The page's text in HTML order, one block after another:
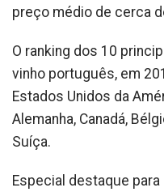
preço médio de cerca
O ranking dos 10
vinho português, em
Estados Unidos da
Alemanha, Canadá,
Suíça.
Especial destaque